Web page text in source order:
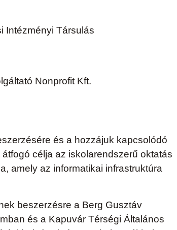
Intézményi Társulás
Nonprofit Kft.
és a hozzájuk kapcsolódó
célja az iskolarendszerű oktatás
amely az informatikai infrastruktúra
beszerzésre a Berg Gusztáv
és a Kapuvár Térségi Általános